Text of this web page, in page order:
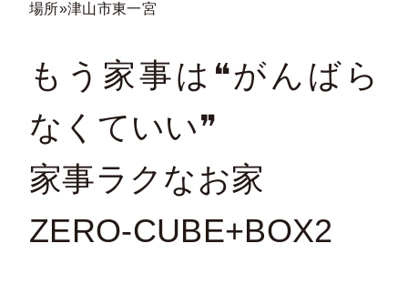
場所»津山市東一宮
もう家事は❝がんばら
なくていい❞
家事ラクなお家
ZERO-CUBE+BOX2